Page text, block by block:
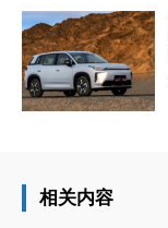
相关内容